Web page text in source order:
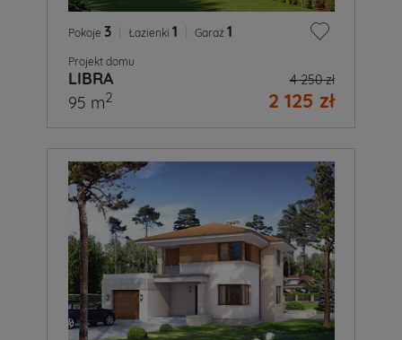
Pokoje 3 Łazienki 1 Garaż 1
Projekt domu
LIBRA 4 250 zł
2 125 zł
95 m2